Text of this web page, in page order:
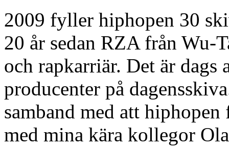
2009 fyller hiphopen 30
20 år sedan RZA från Wu-
och rapkarriär. Det är
producenter på
samband med att
med mina kära kollegor